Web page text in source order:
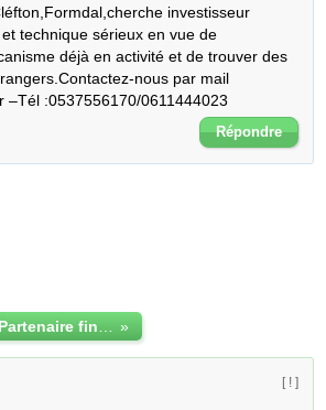
investisseur
technique sérieux en vue de
déjà en activité et de trouver des
nous par mail
–Tél :0537556170/0611444023
Répondre
»
[ ! ]